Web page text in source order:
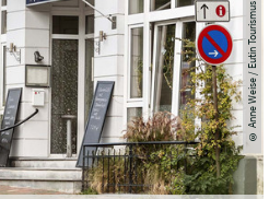
©
Anne Weise / Eutin Tourismus